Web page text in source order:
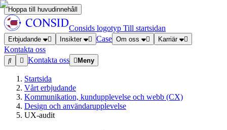
Hoppa till huvudinnehåll
Consids logotyp Till startsidan
Erbjudande Insikter Case Om oss Karriär
Kontakta oss
Kontakta oss
Meny
Startsida
Vårt erbjudande
Kommunikation, kundupplevelse och webb (CX)
Design och användarupplevelse
UX-audit